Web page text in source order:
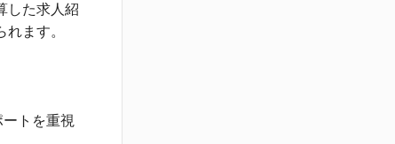
した求人紹
ます。
トを重視